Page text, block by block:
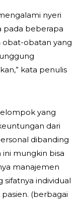
nyeri
pada beberapa
obatan yang
kata penulis
yang
dari
dibanding
mungkin bisa
manajemen
individual
(berbagai